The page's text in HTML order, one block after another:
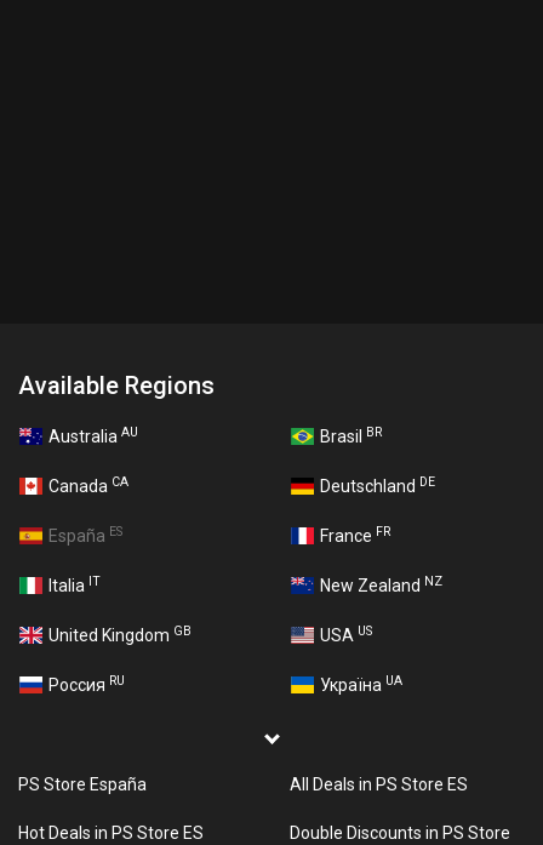
Available Regions
Australia AU Brasil BR
Canada CA Deutschland DE
España ES France FR
Italia IT New Zealand NZ
United Kingdom GB USA US
Россия RU Україна UA
PS Store España All Deals in PS Store ES
Hot Deals in PS Store ES Double Discounts in PS Store